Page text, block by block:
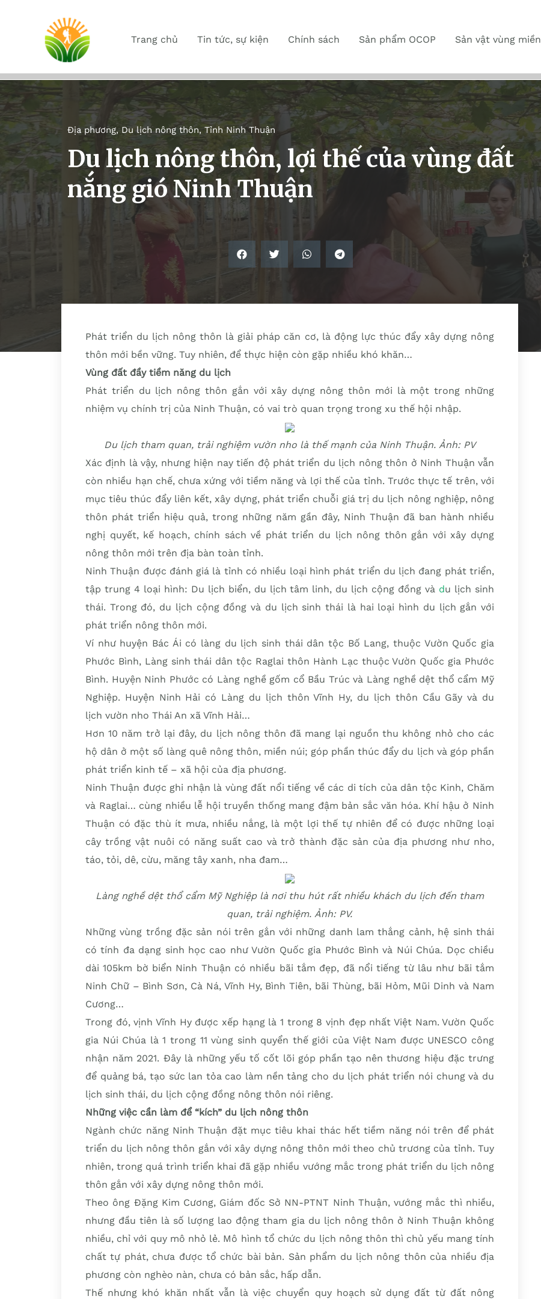
Trang chủ Tin tức, sự kiện Chính sách Sản phẩm OCOP Sản vật vùng miền
Địa phương, Du lịch nông thôn, Tỉnh Ninh Thuận
Du lịch nông thôn, lợi thế của vùng đất
nắng gió Ninh Thuận
Phát triển du lịch nông thôn là giải pháp căn cơ, là động lực thúc đẩy xây dựng nông
thôn mới bền vững. Tuy nhiên, để thực hiện còn gặp nhiều khó khăn…
Vùng đất đầy tiềm năng du lịch
Phát triển du lịch nông thôn gắn với xây dựng nông thôn mới là một trong những
nhiệm vụ chính trị của Ninh Thuận, có vai trò quan trọng trong xu thế hội nhập.
Du lịch tham quan, trải nghiệm vườn nho là thế mạnh của Ninh Thuận. Ảnh: PV
Xác định là vậy, nhưng hiện nay tiến độ phát triển du lịch nông thôn ở Ninh Thuận vẫn
còn nhiều hạn chế, chưa xứng với tiềm năng và lợi thế của tỉnh. Trước thực tế trên, với
mục tiêu thúc đẩy liên kết, xây dựng, phát triển chuỗi giá trị du lịch nông nghiệp, nông
thôn phát triển hiệu quả, trong những năm gần đây, Ninh Thuận đã ban hành nhiều
nghị quyết, kế hoạch, chính sách về phát triển du lịch nông thôn gắn với xây dựng
nông thôn mới trên địa bàn toàn tỉnh.
Ninh Thuận được đánh giá là tỉnh có nhiều loại hình phát triển du lịch đang phát triển,
tập trung 4 loại hình: Du lịch biển, du lịch tâm linh, du lịch cộng đồng và du lịch sinh
thái. Trong đó, du lịch cộng đồng và du lịch sinh thái là hai loại hình du lịch gắn với
phát triển nông thôn mới.
Ví như huyện Bác Ái có làng du lịch sinh thái dân tộc Bố Lang, thuộc Vườn Quốc gia
Phước Bình, Làng sinh thái dân tộc Raglai thôn Hành Lạc thuộc Vườn Quốc gia Phước
Bình. Huyện Ninh Phước có Làng nghề gốm cổ Bầu Trúc và Làng nghề dệt thổ cẩm Mỹ
Nghiệp. Huyện Ninh Hải có Làng du lịch thôn Vĩnh Hy, du lịch thôn Cầu Gãy và du
lịch vườn nho Thái An xã Vĩnh Hải…
Hơn 10 năm trở lại đây, du lịch nông thôn đã mang lại nguồn thu không nhỏ cho các
hộ dân ở một số làng quê nông thôn, miền núi; góp phần thúc đẩy du lịch và góp phần
phát triển kinh tế – xã hội của địa phương.
Ninh Thuận được ghi nhận là vùng đất nổi tiếng về các di tích của dân tộc Kinh, Chăm
và Raglai… cùng nhiều lễ hội truyền thống mang đậm bản sắc văn hóa. Khí hậu ở Ninh
Thuận có đặc thù ít mưa, nhiều nắng, là một lợi thế tự nhiên để có được những loại
cây trồng vật nuôi có năng suất cao và trở thành đặc sản của địa phương như nho,
táo, tỏi, dê, cừu, măng tây xanh, nha đam…
Làng nghề dệt thổ cẩm Mỹ Nghiệp là nơi thu hút rất nhiều khách du lịch đến tham
quan, trải nghiệm. Ảnh: PV.
Những vùng trồng đặc sản nói trên gắn với những danh lam thắng cảnh, hệ sinh thái
có tính đa dạng sinh học cao như Vườn Quốc gia Phước Bình và Núi Chúa. Dọc chiều
dài 105km bờ biển Ninh Thuận có nhiều bãi tắm đẹp, đã nổi tiếng từ lâu như bãi tắm
Ninh Chữ – Bình Sơn, Cà Ná, Vĩnh Hy, Bình Tiên, bãi Thùng, bãi Hỏm, Mũi Dinh và Nam
Cương…
Trong đó, vịnh Vĩnh Hy được xếp hạng là 1 trong 8 vịnh đẹp nhất Việt Nam. Vườn Quốc
gia Núi Chúa là 1 trong 11 vùng sinh quyển thế giới của Việt Nam được UNESCO công
nhận năm 2021. Đây là những yếu tố cốt lõi góp phần tạo nên thương hiệu đặc trưng
để quảng bá, tạo sức lan tỏa cao làm nền tảng cho du lịch phát triển nói chung và du
lịch sinh thái, du lịch cộng đồng nông thôn nói riêng.
Những việc cần làm để “kích” du lịch nông thôn
Ngành chức năng Ninh Thuận đặt mục tiêu khai thác hết tiềm năng nói trên để phát
triển du lịch nông thôn gắn với xây dựng nông thôn mới theo chủ trương của tỉnh. Tuy
nhiên, trong quá trình triển khai đã gặp nhiều vướng mắc trong phát triển du lịch nông
thôn gắn với xây dựng nông thôn mới.
Theo ông Đặng Kim Cương, Giám đốc Sở NN-PTNT Ninh Thuận, vướng mắc thì nhiều,
nhưng đầu tiên là số lượng lao động tham gia du lịch nông thôn ở Ninh Thuận không
nhiều, chỉ với quy mô nhỏ lẻ. Mô hình tổ chức du lịch nông thôn thì chủ yếu mang tính
chất tự phát, chưa được tổ chức bài bản. Sản phẩm du lịch nông thôn của nhiều địa
phương còn nghèo nàn, chưa có bản sắc, hấp dẫn.
Thế nhưng khó khăn nhất vẫn là việc chuyển quy hoạch sử dụng đất từ đất nông